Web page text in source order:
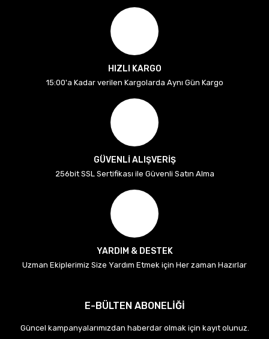
HIZLI KARGO
15:00'a Kadar verilen Kargolarda Aynı Gün Kargo
GÜVENLİ ALIŞVERİŞ
256bit SSL Sertifikası ile Güvenli Satın Alma
YARDIM & DESTEK
Uzman Ekiplerimiz Size Yardım Etmek için Her zaman Hazırlar
E-BÜLTEN ABONELİĞİ
Güncel kampanyalarımızdan haberdar olmak için kayıt olunuz.